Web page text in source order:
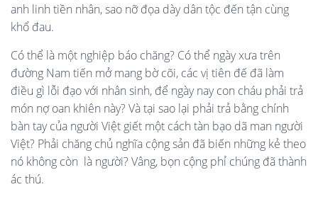
anh linh tiền nhân, sao nỡ đọa dày dân tộc đến tận cùng
khổ đau.
Có thể là một nghiệp báo chăng? Có thể ngày xưa trên
đường Nam tiến mở mang bờ cõi, các vị tiên đế đã làm
điều gì lỗi đạo với nhân sinh, để ngày nay con cháu phải trả
món nợ oan khiên này? Và tại sao lại phải trả bằng chính
bàn tay của người Việt giết một cách tàn bạo dã man người
Việt? Phải chăng chủ nghĩa cộng sản đã biến những kẻ theo
nó không còn là người? Vâng, bọn cộng phỉ chúng đã thành
ác thú.